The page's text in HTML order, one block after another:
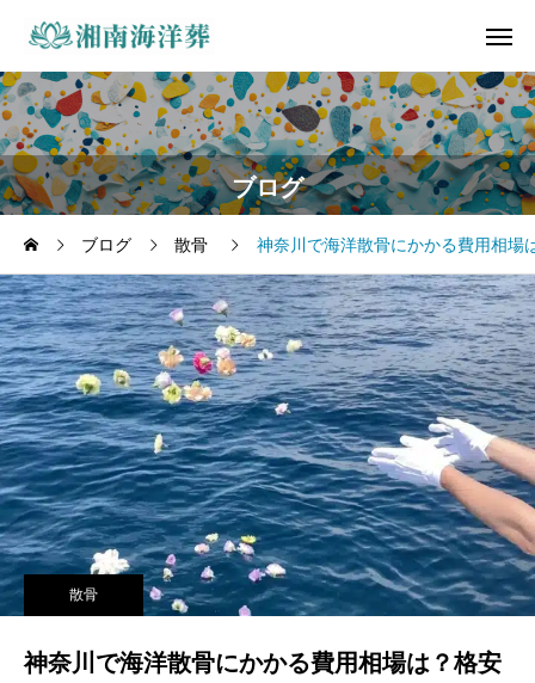
ブログ
ブログ 散骨 神奈川で海洋散骨にかかる費用相場
散骨
神奈川で海洋散骨にかかる費用相場は？格安